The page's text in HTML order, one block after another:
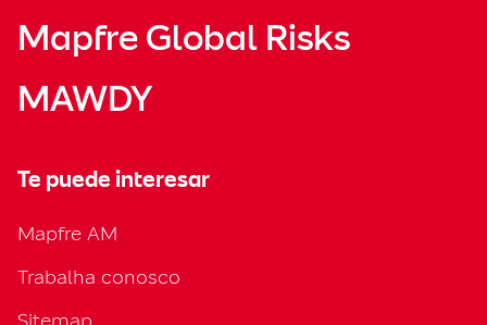
Mapfre Global Risks
MAWDY
Te puede interesar
Mapfre AM
Trabalha conosco